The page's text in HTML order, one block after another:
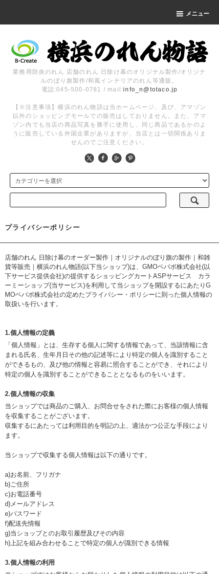
メニュー
業務用防炎のれん 店舗のれん 日除け幕のオリジナル製作/オリジナ
ルのぼり旗製作/和風インテリアのれん等通販。
電話:045-500-0781 / mail:info_n@totaco.jp
【※注意事項】横浜のれん物語は当ホームページ、及び、アマゾン
以外のショッピングモールでの販売はしておりません。また、アマ
ゾン内でも当店の商品写真を勝手に使用し、同じ商品であるかのよ
うに販売している外国企業がありますが、当店とは一切関係ありま
せんのでご注意ください。
プライバシーポリシー
店舗のれん 日除け幕のオーダー製作｜オリジナルのぼり旗の製作｜和雑
貨等販売｜横浜のれん物語(以下当ショップ)は、 GMOペパボ株式会社(以
下サービス提供会社)の提供するショッピングカートASPサービス カラ
ーミーショップ(当サービス)を利用して当ショップを開設するにあたりG
MOペパボ株式会社の定めたプライバシー・ポリシーに則った個人情報の
取扱いを行います。
1.個人情報の定義
「個人情報」とは、生存する個人に関する情報であって、当該情報に含
まれる氏名、生年月日その他の記述等により特定の個人を識別すること
ができるもの、及び他の情報と容易に照合することができ、それにより
特定の個人を識別することができることとなるものをいいます。
2.個人情報の収集
当ショップでは商品のご購入、お問合せをされた際にお客様の個人情報
を収集することがございます。
収集するにあたっては利用目的を明記の上、適法かつ公正な手段により
ます。
当ショップで収集する個人情報は以下の通りです。
a)お名前、フリガナ
b)ご住所
c)お電話番号
d)メールアドレス
e)パスワード
f)配送先情報
g)当ショップとのお取引履歴及びその内容
h)上記を組み合わせることで特定の個人が識別できる情報
3.個人情報の利用